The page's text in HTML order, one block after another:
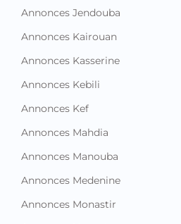
Annonces Jendouba
Annonces Kairouan
Annonces Kasserine
Annonces Kebili
Annonces Kef
Annonces Mahdia
Annonces Manouba
Annonces Medenine
Annonces Monastir